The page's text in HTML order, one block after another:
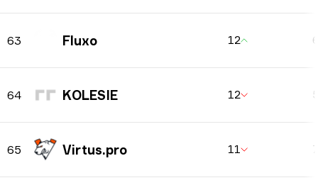
63 Fluxo 12
64 KOLESIE 12
65 Virtus.pro 11